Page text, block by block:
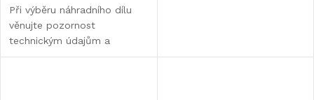
Při výběru náhradního dílu
věnujte pozornost
technickým údajům a
informacím o výrobku.